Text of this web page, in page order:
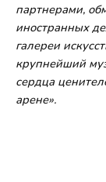
партнерами,
иностранных
галереи
крупнейший
сердца
арене».